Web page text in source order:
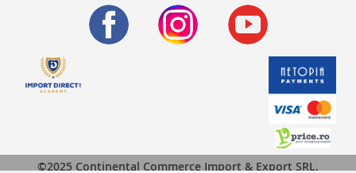
©2025 Continental Commerce Import & Export SRL.